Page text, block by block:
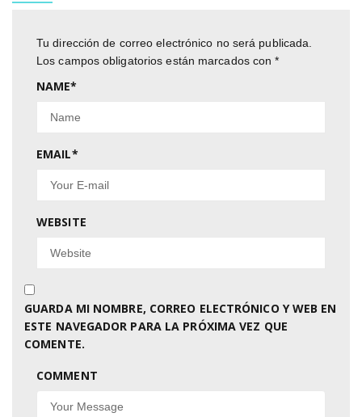
Tu dirección de correo electrónico no será publicada.
Los campos obligatorios están marcados con*
NAME*
EMAIL*
WEBSITE
GUARDA MI NOMBRE, CORREO ELECTRÓNICO Y WEB EN
ESTE NAVEGADOR PARA LA PRÓXIMA VEZ QUE
COMENTE.
COMMENT